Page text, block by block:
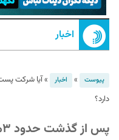
اخبار
پیوست » اخبار »آیا شرکت پست
دارد؟
پس از گذشت حدود ۳ماه: